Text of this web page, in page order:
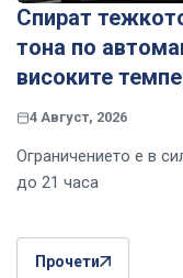
Спират
тона по
високите
4 Август, 2026
Ограничението е в
до 21 часа
Прочети